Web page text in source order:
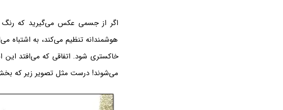
اگر از جسمی عکس می‌گیرید که رنگ
هوشمندانه تنظیم می‌کند، به اشتباه
خاکستری شود. اتفاقی که می‌افتد
می‌شوند! درست مثل تصویر زیر که